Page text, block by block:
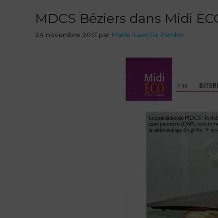
MDCS Béziers dans Midi
24 novembre 2017 par Marie-Laetitia Perdrix